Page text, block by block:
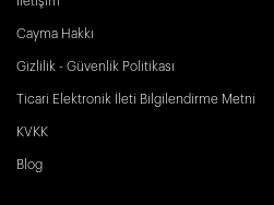
Cayma Hakkı
Gizlilik - Güvenlik Politikası
Ticari Elektronik İleti Bilgilendirme Metni
KVKK
Blog